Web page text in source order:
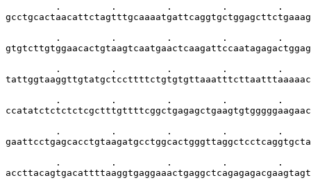
.         .         .         .         .
.         .         .         .         .
.         .         .         .         .
.         .         .         .         .
.         .         .         .         .
.         .         .         .         .